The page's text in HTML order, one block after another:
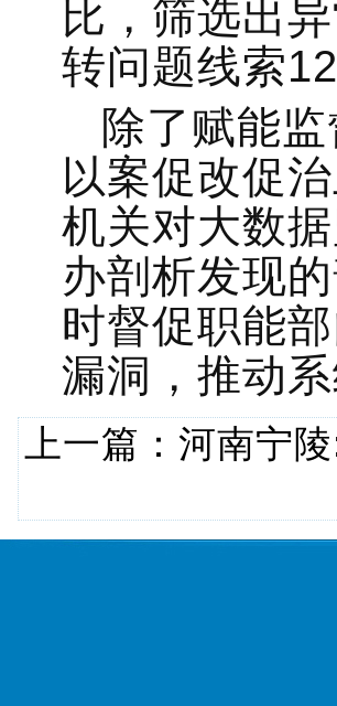
比，筛选出
转问题线索
除了赋能
以案促改促
机关对大数
办剖析发现
时督促职能
漏洞，推动
上一篇： 河南宁